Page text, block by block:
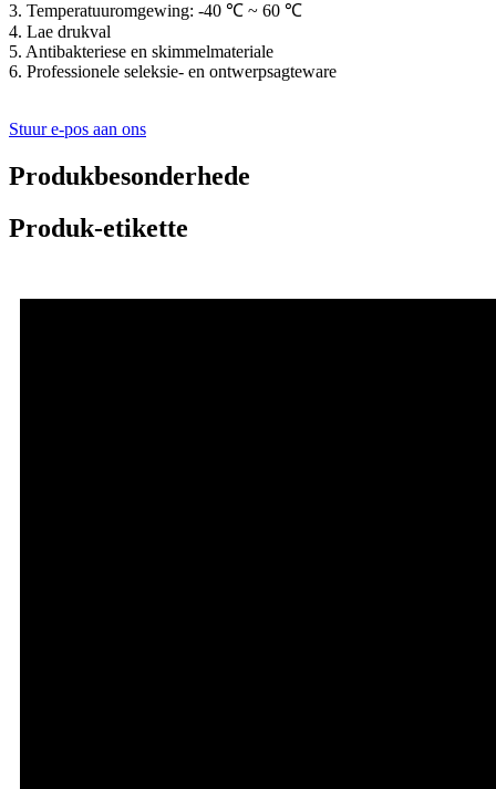
3. Temperatuuromgewing: -40 ℃ ~ 60 ℃
4. Lae drukval
5. Antibakteriese en skimmelmateriale
6. Professionele seleksie- en ontwerpsagteware
Stuur e-pos aan ons
Produkbesonderhede
Produk-etikette